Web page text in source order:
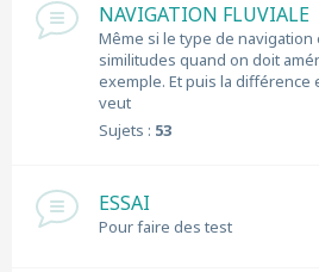
NAVIGATION FLUVIALE
Même si le type de
similitudes quand on doit
exemple. Et puis la
veut
Sujets : 53
ESSAI
Pour faire des test